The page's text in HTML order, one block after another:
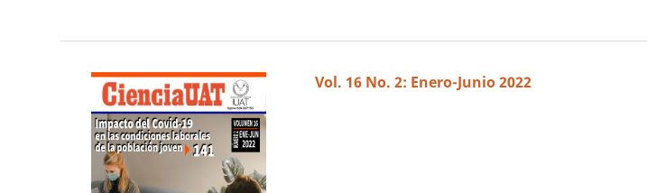
Vol. 16 No. 2: Enero-Junio 2022